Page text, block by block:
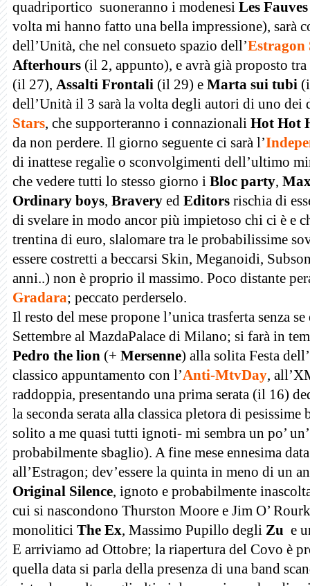
quadriportico suoneranno i modenesi Les Fauves
volta mi hanno fatto una bella impressione), sarà
dell’Unità, che nel consueto spazio dell’Estragon
Afterhours (il 2, appunto), e avrà già proposto
(il 27), Assalti Frontali (il 29) e Marta sui tubi
dell’Unità il 3 sarà la volta degli autori di uno dei
Stars, che supporteranno i connazionali Hot Hot
da non perdere. Il giorno seguente ci sarà l’
di inattese regalìe o sconvolgimenti dell’ultimo
che vedere tutti lo stesso giorno i Bloc party,
Ordinary boys, Bravery ed Editors rischia di
di svelare in modo ancor più impietoso chi ci è e
trentina di euro, slalomare tra le probabilissime
essere costretti a beccarsi Skin, Meganoidi,
anni..) non è proprio il massimo. Poco distante
Gradara; peccato perderselo.
Il resto del mese propone l’unica trasferta senza
Settembre al MazdaPalace di Milano; si farà in
Pedro the lion (+ Mersenne) alla solita Festa
classico appuntamento con l’Anti-MtvDay,
raddoppia, presentando una prima serata (il 16)
la seconda serata alla classica pletora di
solito a me quasi tutti ignoti- mi sembra un po’
probabilmente sbaglio). A fine mese ennesima
all’Estragon; dev’essere la quinta in meno di un
Original Silence, ignoto e probabilmente
cui si nascondono Thurston Moore e Jim O’
monolitici The Ex, Massimo Pupillo degli Zu e
E arriviamo ad Ottobre; la riapertura del Covo è
quella data si parla della presenza di una band